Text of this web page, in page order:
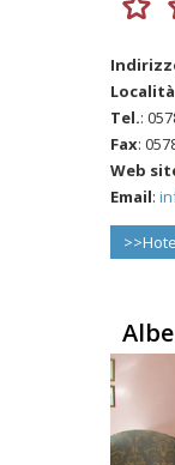
Località
Tel.:
Fax:
Web
Email: